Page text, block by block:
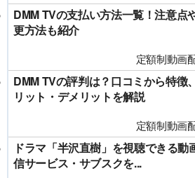
DMM TVの支払い方法一覧！注意点
更方法も紹介
定額制動画
DMM TVの評判は？口コミから特徴
リット・デメリットを解説
定額制動画
ドラマ「半沢直樹」を視聴できる動
信サービス・サブスクを...